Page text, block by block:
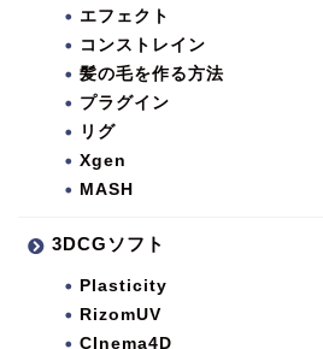
エフェクト
コンストレイン
髪の毛を作る方法
プラグイン
リグ
Xgen
MASH
3DCGソフト
Plasticity
RizomUV
CInema4D